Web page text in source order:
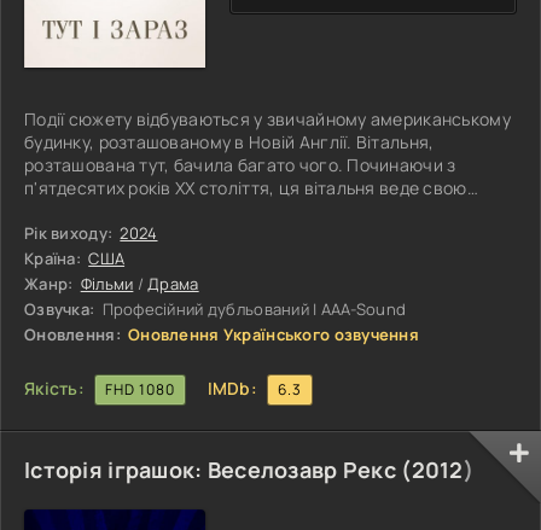
Події сюжету відбуваються у звичайному американському
будинку, розташованому в Новій Англії. Вітальня,
розташована тут, бачила багато чого. Починаючи з
п'ятдесятих років XX століття, ця вітальня веде свою
Річард, який є сином господарів будинку. Саме в цій
вітальні він робить свої перші кроки, проводить дитинство і
юність. Час минає, і ось Річард уже закінчує школу і через
деякий час приводить свою наречену знайомитися з
батьками. Весілля,
Рік виходу: 2024
Країна: США
Жанр: Фільми /Драма
Озвучка: Професійний дубльований | AAA-Sound
Оновлення: Оновлення Українського озвучення
Якість: FHD 1080 IMDb: 6.3
Історія іграшок: Веселозавр Рекс (2012)